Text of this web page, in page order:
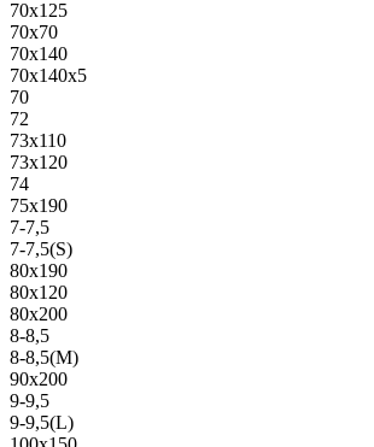
70х125
70х70
70х140
70х140х5
70
72
73х110
73х120
74
75х190
7-7,5
7-7,5(S)
80х190
80х120
80х200
8-8,5
8-8,5(M)
90х200
9-9,5
9-9,5(L)